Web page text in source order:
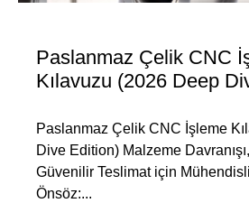
Paslanmaz Çelik CNC
Kılavuzu (2026 Deep
Paslanmaz Çelik CNC İşleme
Dive Edition) Malzeme
Güvenilir Teslimat için
Önsöz:...